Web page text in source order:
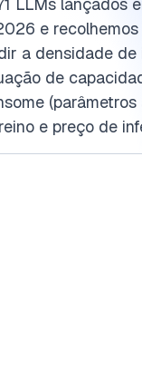
e recolhemos
a densidade de
de
(parâmetros
e preço de